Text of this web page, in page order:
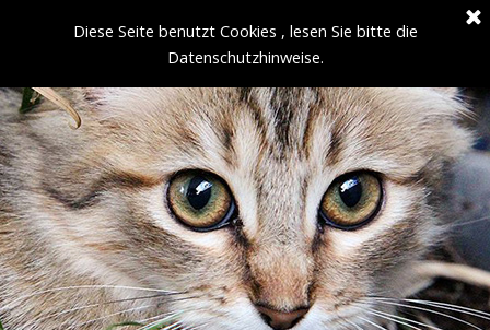
Diese Seite benutzt Cookies , lesen Sie bitte die
Datenschutzhinweise.